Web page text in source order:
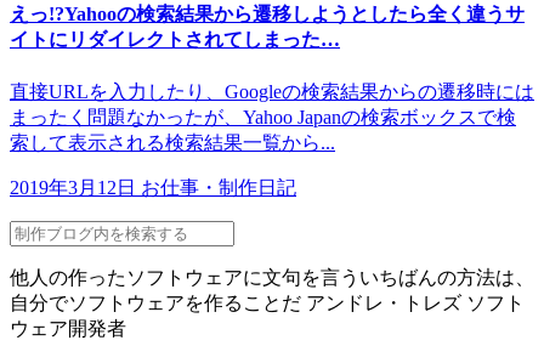
えっ!?Yahooの検索結果から遷移しようとしたら全く違うサ
イトにリダイレクトされてしまった…
直接URLを入力したり、Googleの検索結果からの遷移時には
まったく問題なかったが、Yahoo Japanの検索ボックスで検
索して表示される検索結果一覧から...
2019年3月12日 お仕事・制作日記
他人の作ったソフトウェアに文句を言ういちばんの方法は、
自分でソフトウェアを作ることだ アンドレ・トレズ ソフト
ウェア開発者